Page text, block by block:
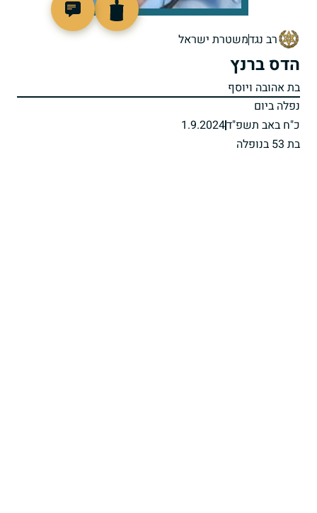
רב נגדמשטרת ישראל
הדס ברנץ
בת אהובה ויוסף
נפלה ביום
כ"ח באב תשפ"ד1.9.2024
בת 53 בנופלה